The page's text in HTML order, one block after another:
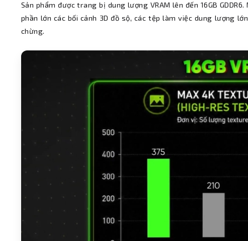
Sản phẩm được trang bị dung lượng VRAM lên đến 16GB
phần lớn các bối cảnh 3D đồ sộ, các tệp làm việc dung lượng
chừng.